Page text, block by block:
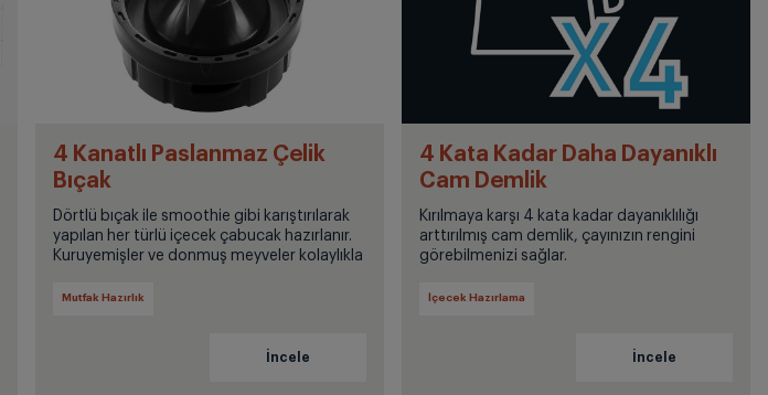
4 Kanatlı Paslanmaz Çelik
Bıçak
Dörtlü bıçak ile smoothie gibi karıştırılarak
yapılan her türlü içecek çabucak hazırlanır.
Kuruyemişler ve donmuş meyveler kolaylıkla
Mutfak Hazırlık
4 Kata Kadar Daha Dayanıklı
Cam Demlik
Kırılmaya karşı 4 kata kadar dayanıklılığı
arttırılmış cam demlik, çayınızın rengini
görebilmenizi sağlar.
İçecek Hazırlama